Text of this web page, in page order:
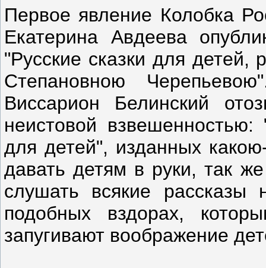
Первое явление Колобка
Екатерина Авдеева
"Русские сказки для
Степановною
Виссарион Белинский
неистовой взвешенностью:
для детей", изданных
давать детям в руки, так
слушать всякие
подобных вздорах,
запугивают воображение